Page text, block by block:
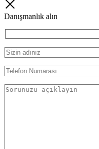
Danışmanlık alın